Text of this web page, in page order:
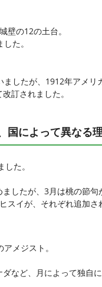
壁の12の土台。
た。
したが、1912年アメ
訂されました。
国によって異なる
た。
したが、3月は桃の節
スイが、それぞれ追加さ
メジスト。
など、月によって独自